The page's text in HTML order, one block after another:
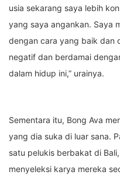
usia sekarang saya lebih
yang saya angankan. Saya
dengan cara yang baik dan
negatif dan berdamai
dalam hidup ini,” urainya.
Sementara itu, Bong Ava
yang dia suka di luar sana.
satu pelukis berbakat di
menyeleksi karya mereka